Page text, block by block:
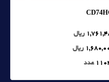
ریال
ریال
عدد